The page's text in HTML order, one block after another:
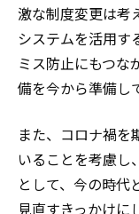
激な制度変更は考
システムを活用す
ミス防止にもつな
備を今から準備し
また、コロナ禍を
いることを考慮し
として、今の時代
見直すきっかけに